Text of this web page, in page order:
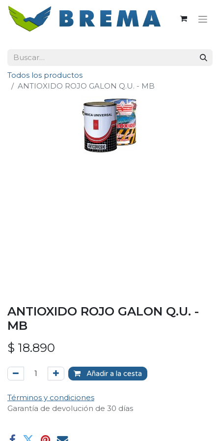
Todos los productos
ANTIOXIDO ROJO GALON Q.U. - MB
ANTIOXIDO ROJO GALON Q.U. -
MB
$ 18.890
Añadir a la cesta
Términos y condiciones
Garantía de devolución de 30 días